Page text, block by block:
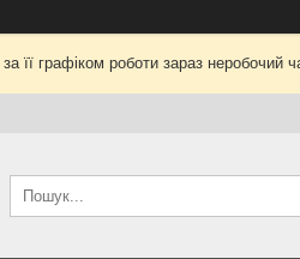
її графіком роботи зараз